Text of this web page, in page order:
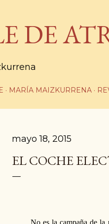
DE
MARÍA MAIZKURRENA
mayo 18, 2015
EL COCHE
No es la campaña de la